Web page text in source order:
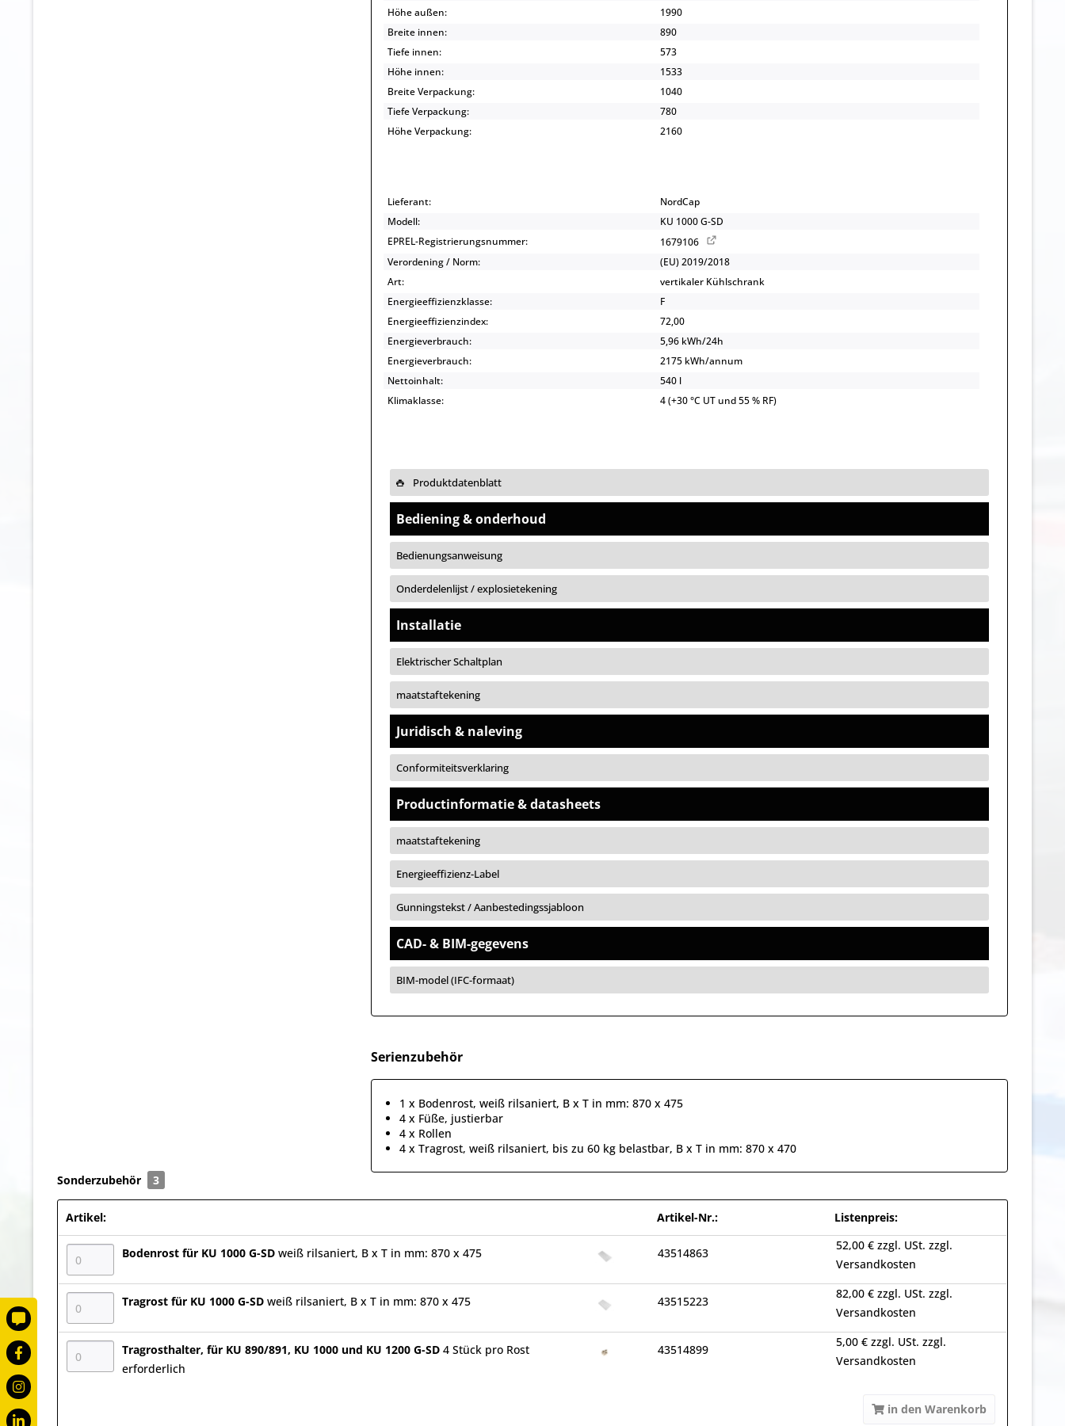
Höhe außen:
1990
Breite innen:
890
Tiefe innen:
573
Höhe innen:
1533
Breite Verpackung:
1040
Tiefe Verpackung:
780
Höhe Verpackung:
2160
Lieferant:
NordCap
Modell:
KU 1000 G-SD
EPREL-Registrierungsnummer:
1679106
Verordening / Norm:
(EU) 2019/2018
Art:
vertikaler Kühlschrank
Energieeffizienzklasse:
F
Energieeffizienzindex:
72,00
Energieverbrauch:
5,96 kWh/24h
Energieverbrauch:
2175 kWh/annum
Nettoinhalt:
540 l
Klimaklasse:
4 (+30 °C UT und 55 % RF)
Produktdatenblatt
Bediening & onderhoud
Bedienungsanweisung
Onderdelenlijst / explosietekening
Installatie
Elektrischer Schaltplan
maatstaftekening
Juridisch & naleving
Conformiteitsverklaring
Productinformatie & datasheets
maatstaftekening
Energieeffizienz-Label
Gunningstekst / Aanbestedingssjabloon
CAD- & BIM-gegevens
BIM-model (IFC-formaat)
Serienzubehör
1 x Bodenrost, weiß rilsaniert, B x T in mm: 870 x 475
4 x Füße, justierbar
4 x Rollen
4 x Tragrost, weiß rilsaniert, bis zu 60 kg belastbar, B x T in mm: 870 x 470
Sonderzubehör 3
Artikel: Artikel-Nr.: Listenpreis:
Bodenrost für KU 1000 G-SD weiß rilsaniert, B x T in mm: 870 x 475 43514863
52,00 € zzgl. USt. zzgl.
Versandkosten
Tragrost für KU 1000 G-SD weiß rilsaniert, B x T in mm: 870 x 475 43515223
82,00 € zzgl. USt. zzgl.
Versandkosten
Tragrosthalter, für KU 890/891, KU 1000 und KU 1200 G-SD 4 Stück pro Rost
erforderlich
43514899
5,00 € zzgl. USt. zzgl.
Versandkosten
in den Warenkorb